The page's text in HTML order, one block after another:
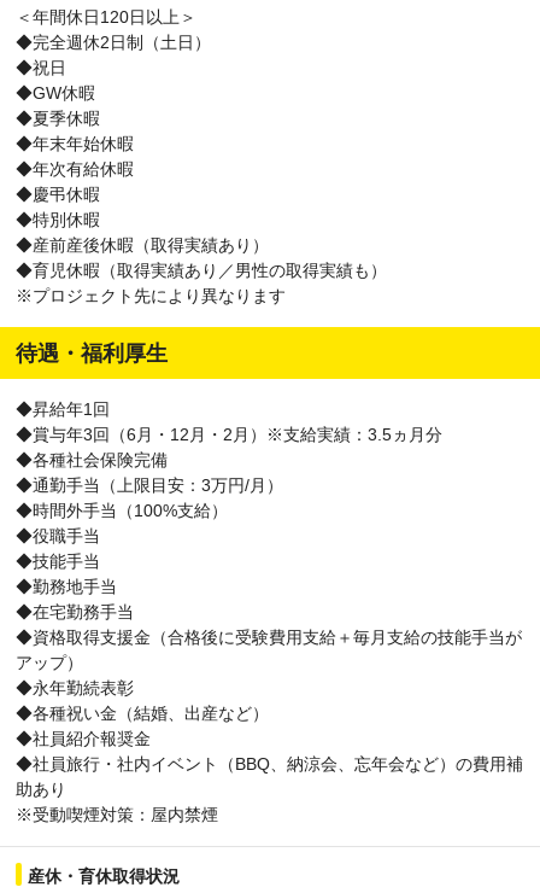
＜年間休日120日以上＞
◆完全週休2日制（土日）
◆祝日
◆GW休暇
◆夏季休暇
◆年末年始休暇
◆年次有給休暇
◆慶弔休暇
◆特別休暇
◆産前産後休暇（取得実績あり）
◆育児休暇（取得実績あり／男性の取得実績も）
※プロジェクト先により異なります
待遇・福利厚生
◆昇給年1回
◆賞与年3回（6月・12月・2月）※支給実績：3.5ヵ月分
◆各種社会保険完備
◆通勤手当（上限目安：3万円/月）
◆時間外手当（100%支給）
◆役職手当
◆技能手当
◆勤務地手当
◆在宅勤務手当
◆資格取得支援金（合格後に受験費用支給＋毎月支給の技能手当が
アップ）
◆永年勤続表彰
◆各種祝い金（結婚、出産など）
◆社員紹介報奨金
◆社員旅行・社内イベント（BBQ、納涼会、忘年会など）の費用補
助あり
※受動喫煙対策：屋内禁煙
産休・育休取得状況